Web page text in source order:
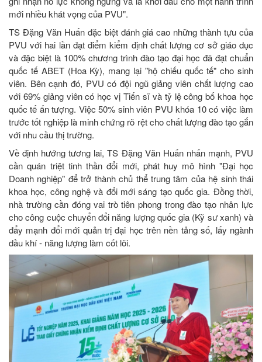
mới nhiều khát vọng của PVU".
TS Đặng Văn Huấn đặc biệt đánh giá cao những thành tựu của
PVU với hai lần đạt điểm kiểm định chất lượng cơ sở giáo dục
và đặc biệt là 100% chương trình đào tạo đại học đã đạt chuẩn
quốc tế ABET (Hoa Kỳ), mang lại "hộ chiếu quốc tế" cho sinh
viên. Bên cạnh đó, PVU có đội ngũ giảng viên chất lượng cao
với 69% giảng viên có học vị Tiến sĩ và tỷ lệ công bố khoa học
quốc tế ấn tượng. Việc 50% sinh viên PVU khóa 10 có việc làm
trước tốt nghiệp là minh chứng rõ rệt cho chất lượng đào tạo gắn
với nhu cầu thị trường.
Về định hướng tương lai, TS Đặng Văn Huấn nhấn mạnh, PVU
cần quán triệt tinh thần đổi mới, phát huy mô hình "Đại học
Doanh nghiệp" để trở thành chủ thể trung tâm của hệ sinh thái
khoa học, công nghệ và đổi mới sáng tạo quốc gia. Đồng thời,
nhà trường cần đóng vai trò tiên phong trong đào tạo nhân lực
cho công cuộc chuyển đổi năng lượng quốc gia (Kỹ sư xanh) và
đẩy mạnh đổi mới quản trị đại học trên nền tảng số, lấy ngành
dầu khí - năng lượng làm cốt lõi.